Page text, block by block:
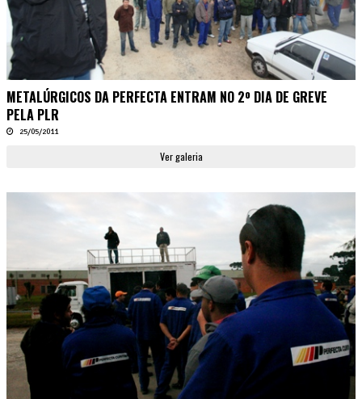
METALÚRGICOS DA PERFECTA ENTRAM NO 2º DIA DE GREVE
PELA PLR
25/05/2011
Ver galeria